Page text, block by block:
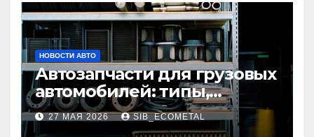
НОВОСТИ АВТО
Автозапчасти для грузовых
автомобилей: типы,
совместимость и критерии
подбора
27 МАЯ 2026 SIB_ECOMETAL